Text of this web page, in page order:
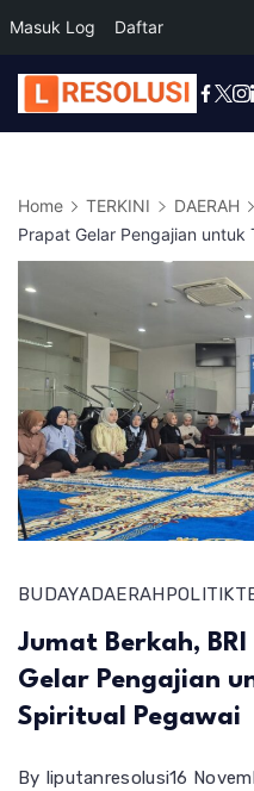
Masuk Log Daftar
Skip
to
Home TERKINI DAERAH
Prapat Gelar Pengajian
BUDAYADAERAHPOLITIK
Jumat Berkah,
Gelar Pengajian
Spiritual Pegawai
By liputanresolusi16